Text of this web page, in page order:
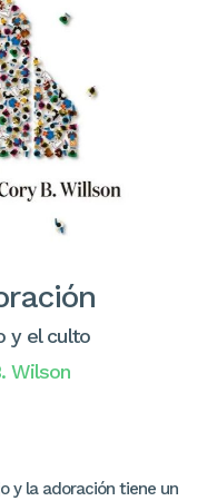
y el culto
Wilson
y la adoración tiene un